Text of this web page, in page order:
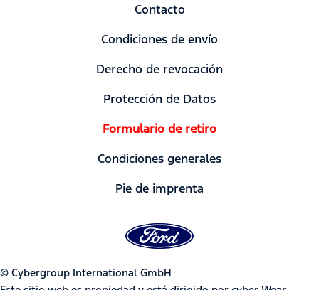
Contacto
Condiciones de envío
Derecho de revocación
Protección de Datos
Formulario de retiro
Condiciones generales
Pie de imprenta
© Cybergroup International GmbH